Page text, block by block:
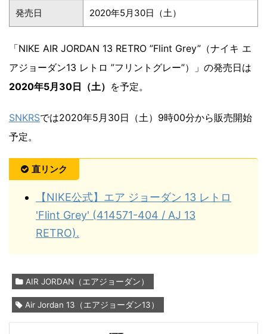
発売日 2020年5月30日（土）
「NIKE AIR JORDAN 13 RETRO ”Flint Grey”（ナイキ エ
アジョーダン13 レトロ ”フリントグレー”）」の発売日は
2020年5月30日（土） を予定。
SNKRSでは2020年5月30日（土）9時00分から販売開始
予定。
直リンク
【NIKE公式】エア ジョーダン 13 レトロ
'Flint Grey' (414571-404 / AJ 13
RETRO).
AIR JORDAN（エアジョーダン）
Air Jordan 13（エアジョーダン13）